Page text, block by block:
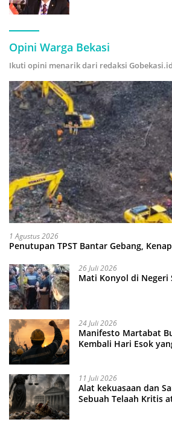
Opini Warga Bekasi
Ikuti opini menarik dari redaksi
1 Agustus 2026
Penutupan TPST Bantar Gebang,
26 Juli 2026
Mati Konyol di Negeri
24 Juli 2026
Manifesto Martabat
Kembali Hari Esok
11 Juli 2026
Alat kekuasaan dan
Sebuah Telaah Kritis